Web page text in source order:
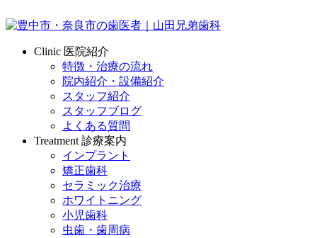
Clinic 医院紹介
特徴・治療の流れ
院内紹介・設備紹介
スタッフ紹介
スタッフブログ
よくある質問
Treatment 診療案内
インプラント
矯正歯科
セラミック治療
ホワイトニング
小児歯科
虫歯・歯周病